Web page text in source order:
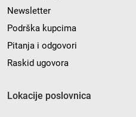
Newsletter
Podrška kupcima
Pitanja i odgovori
Raskid ugovora
Lokacije poslovnica